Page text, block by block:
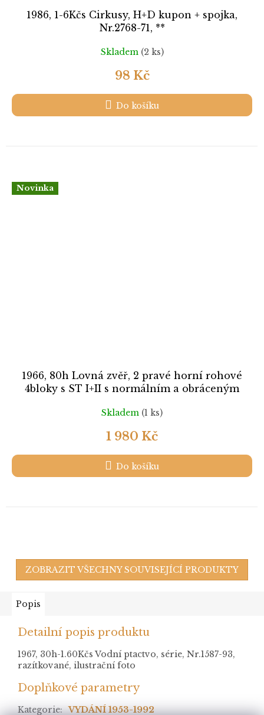
1986, 1-6Kčs Cirkusy, H+D kupon + spojka,
Nr.2768-71, **
Skladem (2 ks)
98 Kč
Do košíku
Novinka
1966, 80h Lovná zvěř, 2 pravé horní rohové
4bloky s ST I+II s normálním a obráceným
Nr.1570, **
Skladem (1 ks)
1 980 Kč
Do košíku
ZOBRAZIT VŠECHNY SOUVISEJÍCÍ PRODUKTY
Popis
Detailní popis produktu
1967, 30h-1.60Kčs Vodní ptactvo, série, Nr.1587-93,
razítkované, ilustrační foto
Doplňkové parametry
Kategorie: VYDÁNÍ 1953-1992